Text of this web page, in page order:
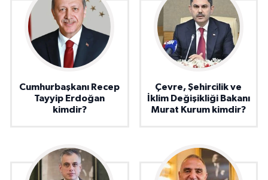
Cumhurbaşkanı Recep
Tayyip Erdoğan
kimdir?
Çevre, Şehircilik ve
İklim Değişikliği Bakanı
Murat Kurum kimdir?